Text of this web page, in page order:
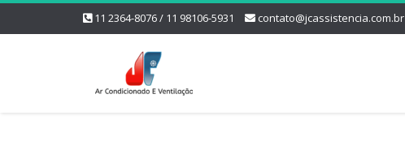
11 2364-8076 / 11 98106-5931 contato@jcassistencia.com.br